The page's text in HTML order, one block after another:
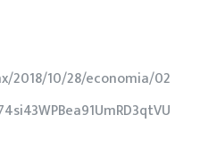
2018/10/28/economia/02